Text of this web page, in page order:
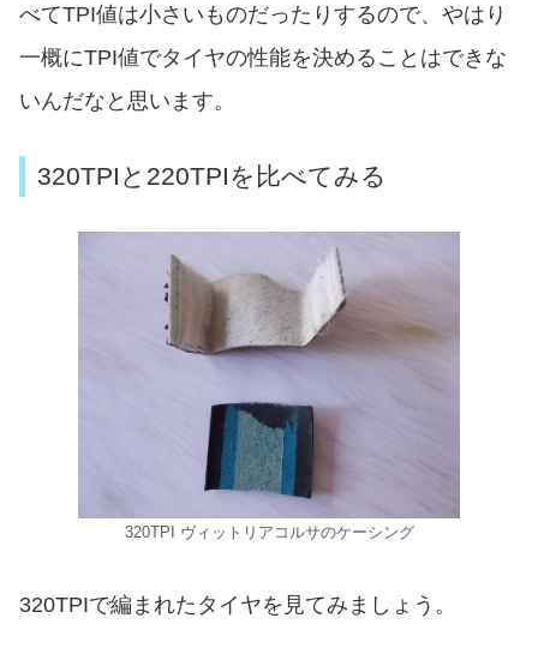
べてTPI値は小さいものだったりするので、やはり
一概にTPI値でタイヤの性能を決めることはできな
いんだなと思います。
320TPIと220TPIを比べてみる
320TPI ヴィットリアコルサのケーシング
320TPIで編まれたタイヤを見てみましょう。